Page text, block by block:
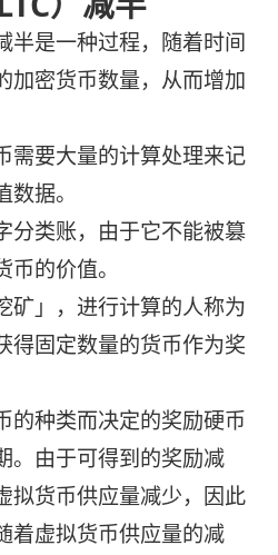
半是一种过程，随着时间
加密货币数量，从而增加
需要大量的计算处理来记
据。
分类账，由于它不能被篡
的价值。
矿」，进行计算的人称为
得固定数量的货币作为奖
的种类而决定的奖励硬币
。由于可得到的奖励减
拟货币供应量减少，因此
着虚拟货币供应量的减